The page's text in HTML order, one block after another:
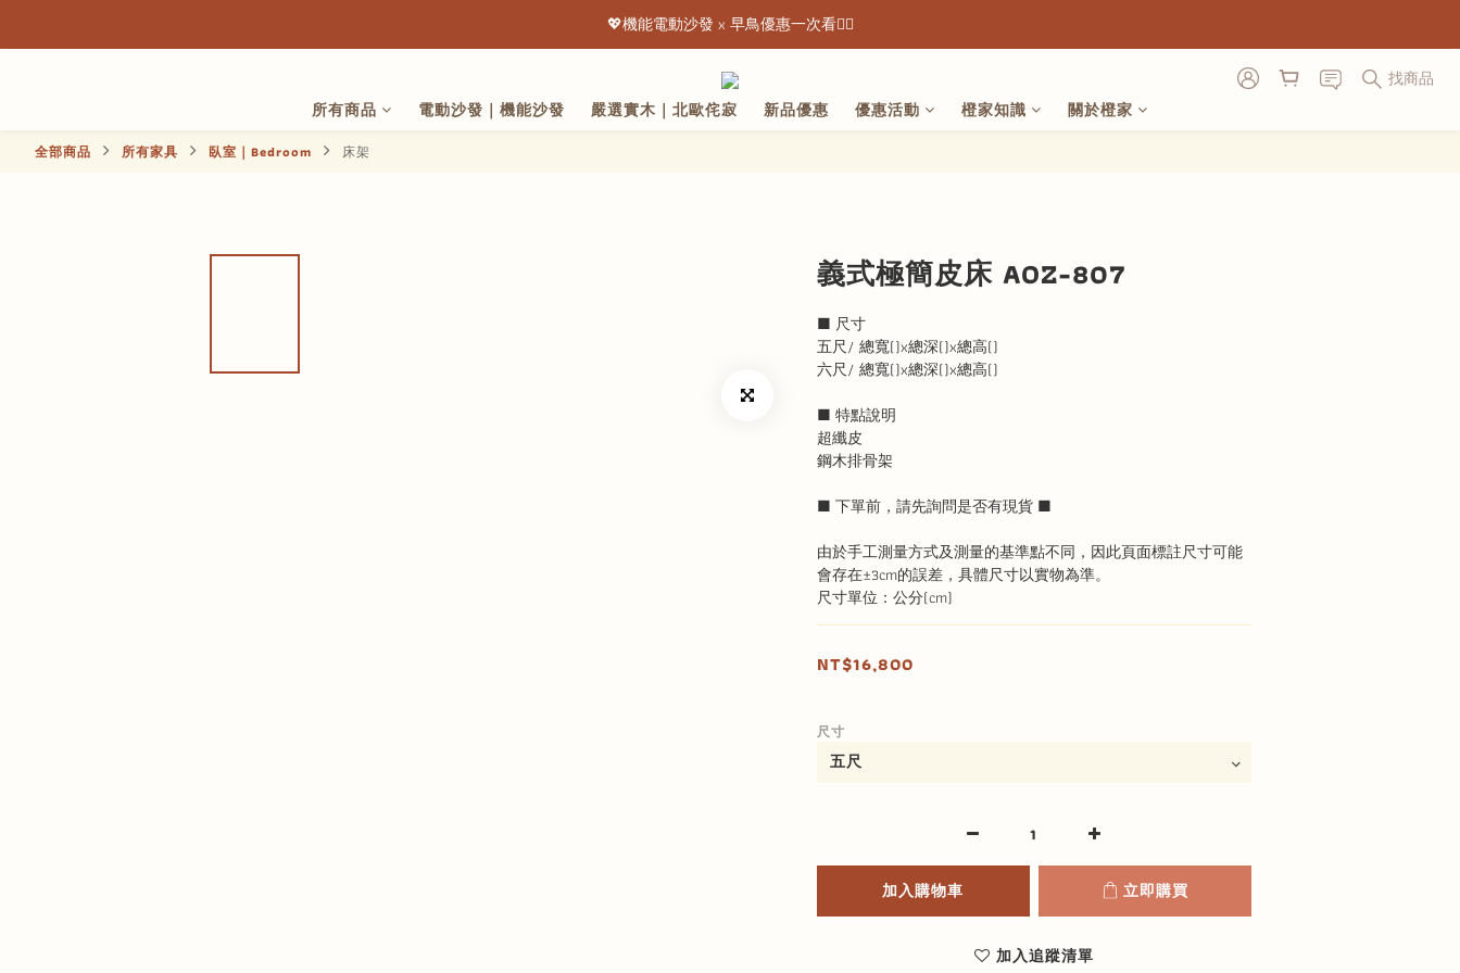
💖機能電動沙發 x 早鳥優惠一次看👇🏻
💖機能電動沙發 x 早鳥優惠一次看👇🏻
出清特惠最低下殺3折起 ✨
💖機能電動沙發 x 早鳥優惠一次看👇🏻
找商品
所有商品
電動沙發｜機能沙發 嚴選實木｜北歐侘寂 新品優惠 優惠活動 橙家知識 關於橙家
全部商品 所有家具 臥室｜Bedroom 床架
義式極簡皮床 AOZ-807
■ 尺寸
五尺/ 總寬()x總深()x總高()
六尺/ 總寬()x總深()x總高()
■ 特點說明
超纖皮
鋼木排骨架
■ 下單前，請先詢問是否有現貨 ■
由於手工測量方式及測量的基準點不同，因此頁面標註尺寸可能
會存在±3cm的誤差，具體尺寸以實物為準。
尺寸單位：公分(cm)
NT$16,800
尺寸
加入購物車 立即購買
加入追蹤清單